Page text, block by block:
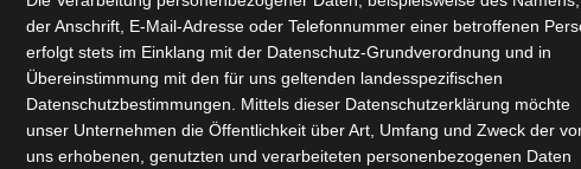
21. Januar 2016
der Anschrift, E-Mail-Adresse oder Telefonnummer einer betroffenen
erfolgt stets im Einklang mit der Datenschutz-Grundverordnung und in
Übereinstimmung mit den für uns geltenden landesspezifischen
Datenschutzbestimmungen. Mittels dieser Datenschutzerklärung möchte
unser Unternehmen die Öffentlichkeit über Art, Umfang und Zweck der
uns erhobenen, genutzten und verarbeiteten personenbezogenen Daten